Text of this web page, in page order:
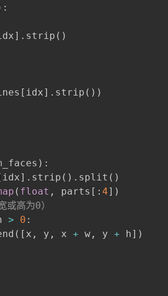
:
] . strip ( )
[ idx] . strip ( ) )
) :
[ idx] . strip ( ) . split ( )
( float , parts [ :4] )
高为0）
> 0 :
( [ x , y , x + w , y + h] )